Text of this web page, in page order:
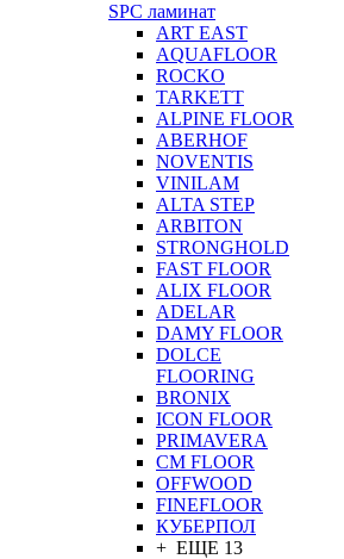
SPC ламинат
ART EAST
AQUAFLOOR
ROCKO
TARKETT
ALPINE FLOOR
ABERHOF
NOVENTIS
VINILAM
ALTA STEP
ARBITON
STRONGHOLD
FAST FLOOR
ALIX FLOOR
ADELAR
DAMY FLOOR
DOLCE
FLOORING
BRONIX
ICON FLOOR
PRIMAVERA
CM FLOOR
OFFWOOD
FINEFLOOR
КУБЕРПОЛ
+ ЕЩЕ 13